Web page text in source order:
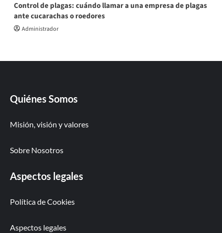
Control de plagas: cuándo llamar a una empresa de plagas
ante cucarachas o roedores
Administrador
Quiénes Somos
Misión, visión y valores
Sobre Nosotros
Aspectos legales
Política de Cookies
Aspectos legales